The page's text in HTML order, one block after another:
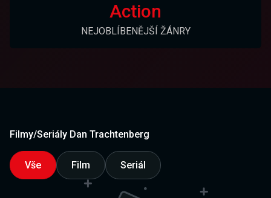
Action
NEJOBLÍBENĚJŠÍ ŽÁNRY
Filmy/Seriály Dan Trachtenberg
Vše Film Seriál